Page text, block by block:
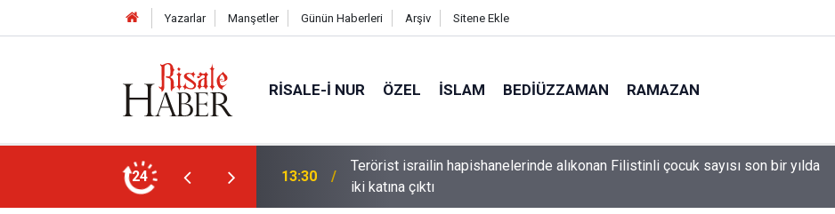
Yazarlar Manşetler Günün Haberleri Arşiv Sitene Ekle
RISALE-I NUR ÖZEL İSLAM BEDIÜZZAMAN RAMAZAN
24 13:30
Terörist israilin hapishanelerinde alıkonan Filistinli çocuk sayısı son bir yılda
iki katına çıktı